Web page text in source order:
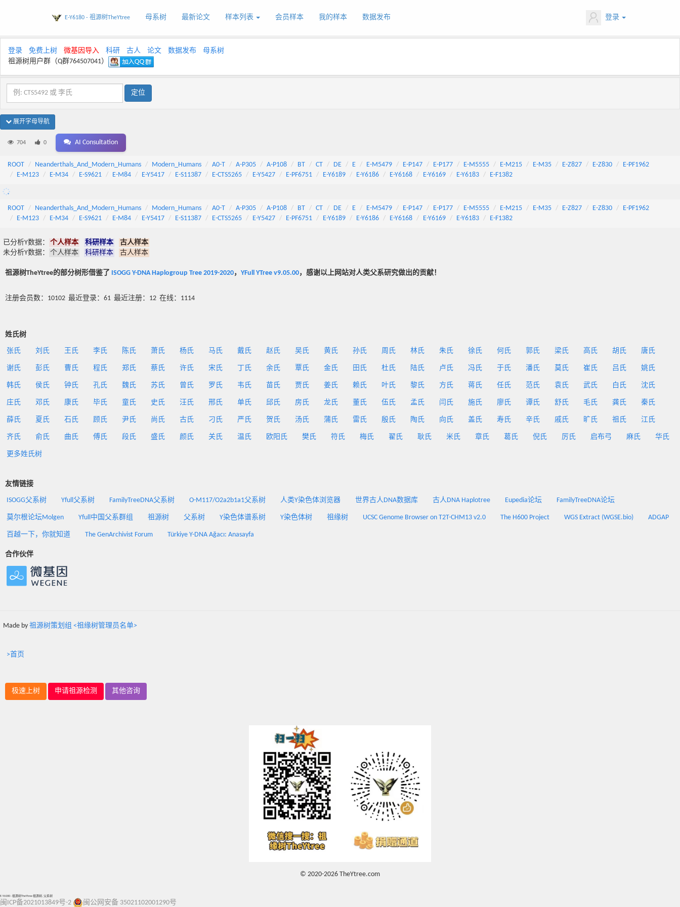
E-Y6180 - 祖源树TheYtree 母系树 最新论文 样本列表 会员样本 我的样本 数据发布 登录
登录 免费上树 微基因导入 科研 古人 论文 数据发布
母系树
祖源树用户群（Q群764507041）
展开字母导航
704 0 AI Consultation
ROOT Neanderthals_And_Modern_Humans Modern_Humans A0-T A-P305 A-P108 BT CT DE E E-M5479 E-P147 E-P177 E-M5555 E-M215 E-M35 E-Z827 E-Z830
E-PF1962
E-M123
E-M34 E-S9621 E-M84 E-Y5417 E-S11387 E-CTS5265 E-Y5427 E-PF6751 E-Y6189 E-Y6186 E-Y6168 E-Y6169 E-Y6183 E-F1382
ROOT Neanderthals_And_Modern_Humans Modern_Humans A0-T A-P305 A-P108 BT CT DE E E-M5479 E-P147 E-P177 E-M5555 E-M215 E-M35 E-Z827 E-Z830
E-PF1962
E-M123
E-M34 E-S9621 E-M84 E-Y5417 E-S11387 E-CTS5265 E-Y5427 E-PF6751 E-Y6189 E-Y6186 E-Y6168 E-Y6169 E-Y6183 E-F1382
已分析Y数据： 个人样本 科研样本
古人样本
未分析Y数据：
个人样本 科研样本 古人样本
祖源树TheYtree的部分树形借鉴了 ISOGG Y-DNA Haplogroup Tree 2019-2020， YFull YTree v9.05.00，感谢以上网站对人类父系研究做出的贡献！
注册会员数：10102 最近登录：61 最近注册：12 在线：1114
姓氏树
张氏 刘氏 王氏 李氏 陈氏 萧氏 杨氏 马氏 戴氏 赵氏 吴氏 黄氏 孙氏 周氏 林氏 朱氏 徐氏 何氏 郭氏 梁氏 高氏 胡氏 唐氏
谢氏 彭氏 曹氏 程氏 郑氏 蔡氏 许氏 宋氏 丁氏 余氏 覃氏 金氏 田氏 杜氏 陆氏 卢氏 冯氏 于氏 潘氏 莫氏 崔氏 吕氏 姚氏
韩氏 侯氏 钟氏 孔氏 魏氏 苏氏 曾氏 罗氏 韦氏 苗氏 贾氏 姜氏 赖氏 叶氏 黎氏 方氏 蒋氏 任氏 范氏 袁氏 武氏 白氏 沈氏
庄氏 邓氏 康氏 毕氏 童氏 史氏 汪氏 邢氏 单氏 邱氏 房氏 龙氏 董氏 伍氏 孟氏 闫氏 施氏 廖氏 谭氏 舒氏 毛氏 龚氏 秦氏
薛氏 夏氏 石氏 顾氏 尹氏 尚氏 古氏 刁氏 严氏 贺氏 汤氏 蒲氏 雷氏 殷氏 陶氏 向氏 盖氏 寿氏 辛氏 戚氏 旷氏 祖氏 江氏
齐氏 俞氏 曲氏 傅氏 段氏 盛氏 颜氏 关氏 温氏 欧阳氏 樊氏 符氏 梅氏 翟氏 耿氏 米氏 章氏 葛氏 倪氏 厉氏 启布弓 麻氏 华氏
更多姓氏树
友情链接
ISOGG父系树 Yfull父系树 FamilyTreeDNA父系树 O-M117/O2a2b1a1父系树 人类Y染色体浏览器 世界古人DNA数据库 古人DNA Haplotree Eupedia论坛 FamilyTreeDNA论坛
莫尔根论坛Molgen Yfull中国父系群组 祖源树 父系树 Y染色体谱系树 Y染色体树 祖缘树 UCSC Genome Browser on T2T-CHM13 v2.0 The H600 Project WGS Extract (WGSE.bio) ADGAP
百越一下，你就知道 The GenArchivist Forum Türkiye Y-DNA Ağacı: Anasayfa
合作伙伴
Made by 祖源树策划组 <祖缘树管理员名单>
>首页
极速上树 申请祖源检测 其他咨询
© 2020-2026 TheYtree.com
E-Y6180 - 祖源树TheYtree 祖源树, 父系树
闽ICP备2021013849号-2 闽公网安备 35021102001290号